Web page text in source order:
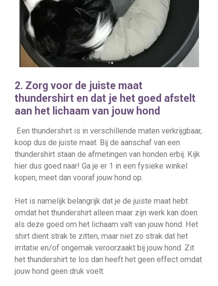
2. Zorg voor de juiste maat
thundershirt en dat je het goed afstelt
aan het lichaam van jouw hond
Een thundershirt is in verschillende maten verkrijgbaar,
koop dus de juiste maat. Bij de aanschaf van een
thundershirt staan de afmetingen van honden erbij. Kijk
hier dus goed naar! Ga je er 1 in een fysieke winkel
kopen, meet dan vooraf jouw hond op.
Het is namelijk belangrijk dat je de juiste maat hebt
omdat het thundershirt alleen maar zijn werk kan doen
als deze goed om het lichaam valt van jouw hond. Het
shirt dient strak te zitten, maar niet zo strak dat het
irritatie en/of ongemak veroorzaakt bij jouw hond. Zit
het thundershirt te los dan heeft het geen effect omdat
jouw hond geen druk voelt.